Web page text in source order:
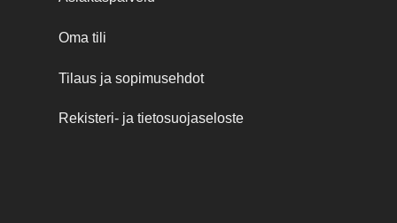
Oma tili
Tilaus ja sopimusehdot
Rekisteri- ja tietosuojaseloste